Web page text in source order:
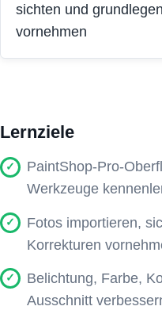
sichten und
vornehmen
Lernziele
PaintShop-Pro-
Werkzeuge
Fotos importieren,
Korrekturen
Belichtung, Farbe,
Ausschnitt